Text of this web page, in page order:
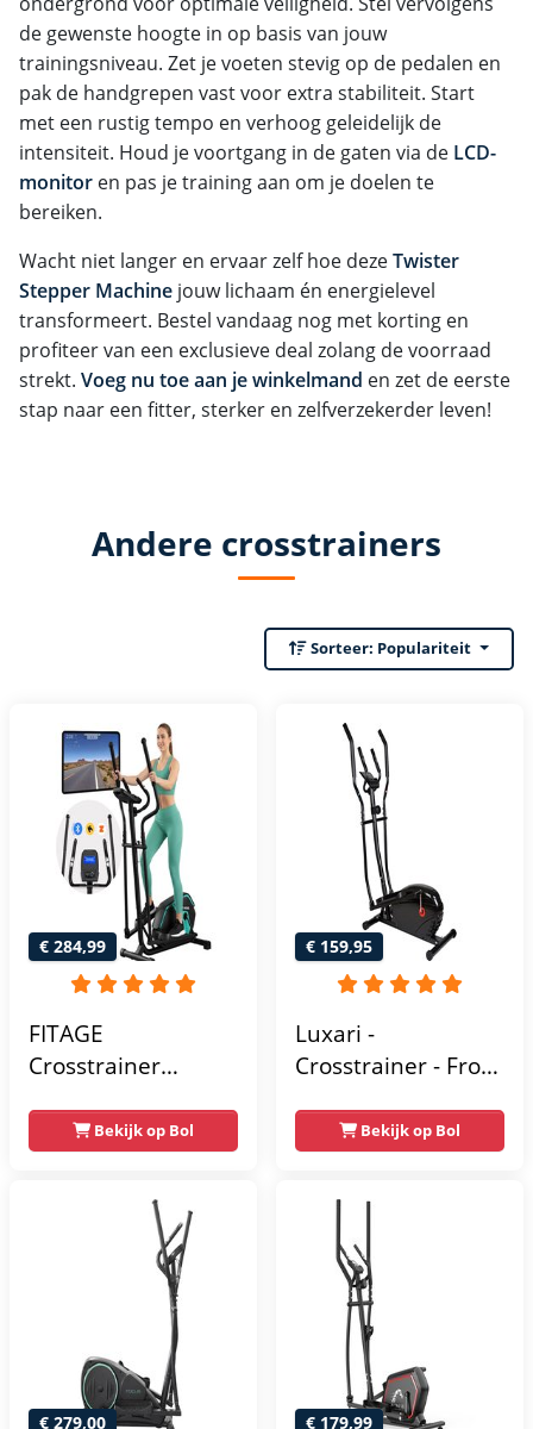
de gewenste hoogte in op basis van jouw
trainingsniveau. Zet je voeten stevig op de pedalen en
pak de handgrepen vast voor extra stabiliteit. Start
met een rustig tempo en verhoog geleidelijk de
intensiteit. Houd je voortgang in de gaten via de LCD-
monitor en pas je training aan om je doelen te
bereiken.
Wacht niet langer en ervaar zelf hoe dezeTwister
Stepper Machine jouw lichaam én energielevel
transformeert. Bestel vandaag nog met korting en
profiteer van een exclusieve deal zolang de voorraad
strekt. Voeg nu toe aan je winkelmand en zet de eerste
stap naar een fitter, sterker en zelfverzekerder leven!
Andere crosstrainers
Sorteer: Populariteit
€ 284,99
FITAGE
Crosstrainer
Crosstrainers met
Bluetooth Kinomap
& Zwift - Fitness
Trainer met 24
trainingsprogramma’s
- Nauwkeurige
Hartslagmeter
Bekijk op Bol
€ 159,95
Luxari -
Crosstrainer - Front
hartslagfunctie en
tablethouder -
Elliptische Trainer -
Crosstrainer
Fitness
Bekijk op Bol
€ 279,00 € 179,99